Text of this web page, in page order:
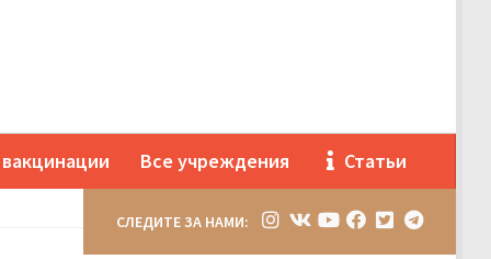
Все учреждения Статьи
СЛЕДИТЕ ЗА НАМИ: